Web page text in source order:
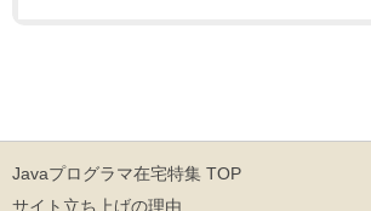
Javaプログラマ在宅特集 TOP
サイト立ち上げの理由